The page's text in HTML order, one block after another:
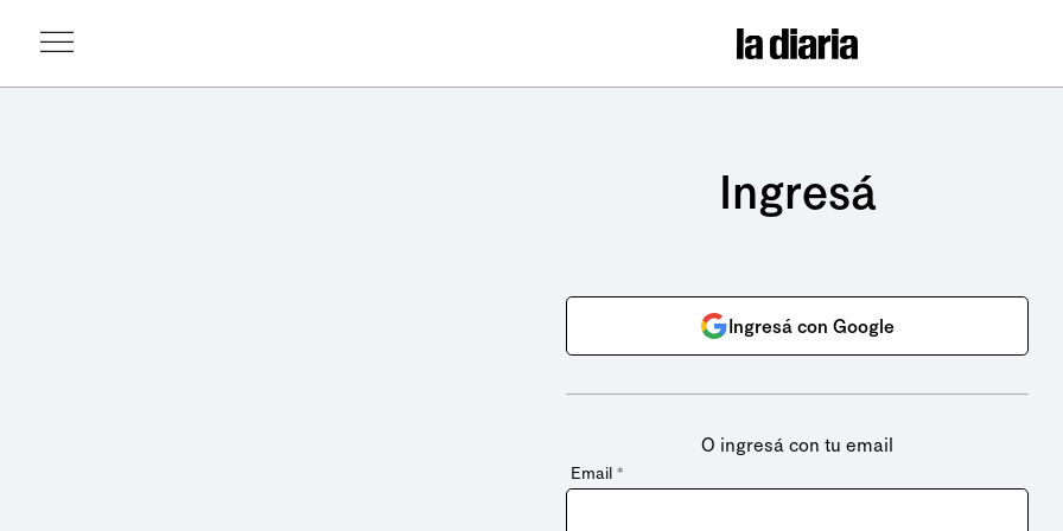
Ingresá
Ingresá con Google
O ingresá con tu email
Email *